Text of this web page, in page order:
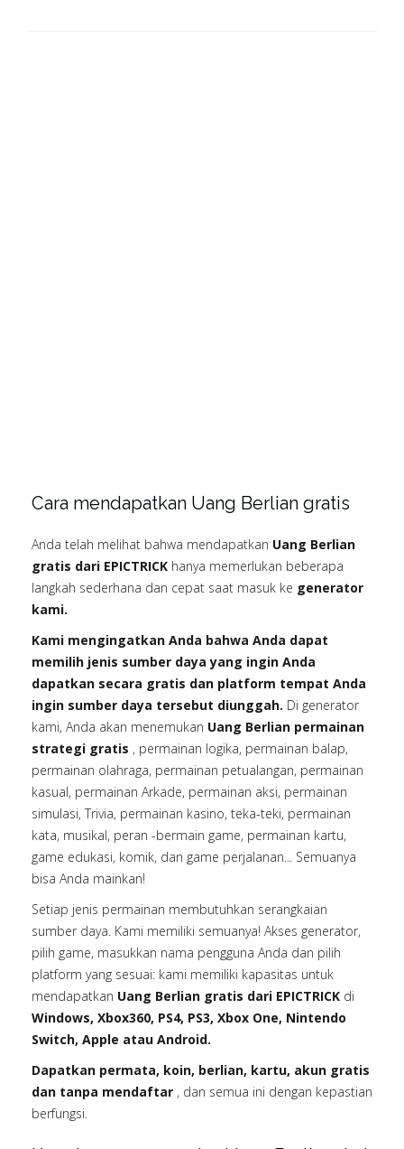
Cara mendapatkan Uang Berlian gratis
Anda telah melihat bahwa mendapatkan Uang Berlian
gratis dari EPICTRICK hanya memerlukan beberapa
langkah sederhana dan cepat saat masuk ke generator
kami.
Kami mengingatkan Anda bahwa Anda dapat
memilih jenis sumber daya yang ingin Anda
dapatkan secara gratis dan platform tempat Anda
ingin sumber daya tersebut diunggah. Di generator
kami, Anda akan menemukan Uang Berlian permainan
strategi gratis , permainan logika, permainan balap,
permainan olahraga, permainan petualangan, permainan
kasual, permainan Arkade, permainan aksi, permainan
simulasi, Trivia, permainan kasino, teka-teki, permainan
kata, musikal, peran -bermain game, permainan kartu,
game edukasi, komik, dan game perjalanan... Semuanya
bisa Anda mainkan!
Setiap jenis permainan membutuhkan serangkaian
sumber daya. Kami memiliki semuanya! Akses generator,
pilih game, masukkan nama pengguna Anda dan pilih
platform yang sesuai: kami memiliki kapasitas untuk
mendapatkan Uang Berlian gratis dari EPICTRICK di
Windows, Xbox360, PS4, PS3, Xbox One, Nintendo
Switch, Apple atau Android.
Dapatkan permata, koin, berlian, kartu, akun gratis
dan tanpa mendaftar , dan semua ini dengan kepastian
berfungsi.